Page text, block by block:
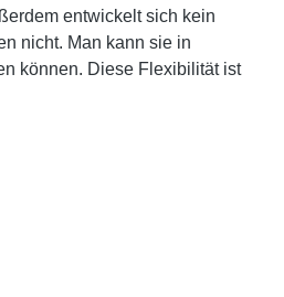
entwickelt sich kein
nicht. Man kann sie in
können. Diese Flexibilität ist